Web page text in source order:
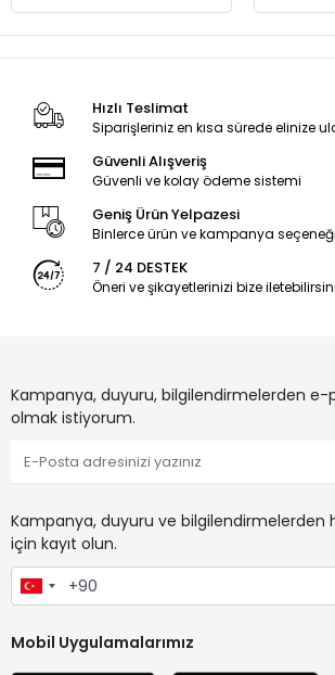
Hızlı Teslimat
Siparişleriniz en kısa sürede elinize
Güvenli Alışveriş
Güvenli ve kolay ödeme sistemi
Geniş Ürün Yelpazesi
Binlerce ürün ve kampanya seçeneği
7 / 24 DESTEK
Öneri ve şikayetlerinizi bize
Kampanya, duyuru, bilgilendirmelerden
olmak istiyorum.
Kampanya, duyuru ve bilgilendirmelerden
için kayıt olun.
Mobil Uygulamalarımız